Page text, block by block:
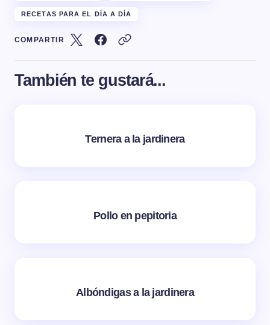
RECETAS PARA EL DÍA A DÍA
COMPARTIR
También te gustará...
Ternera a la jardinera
Pollo en pepitoria
Albóndigas a la jardinera